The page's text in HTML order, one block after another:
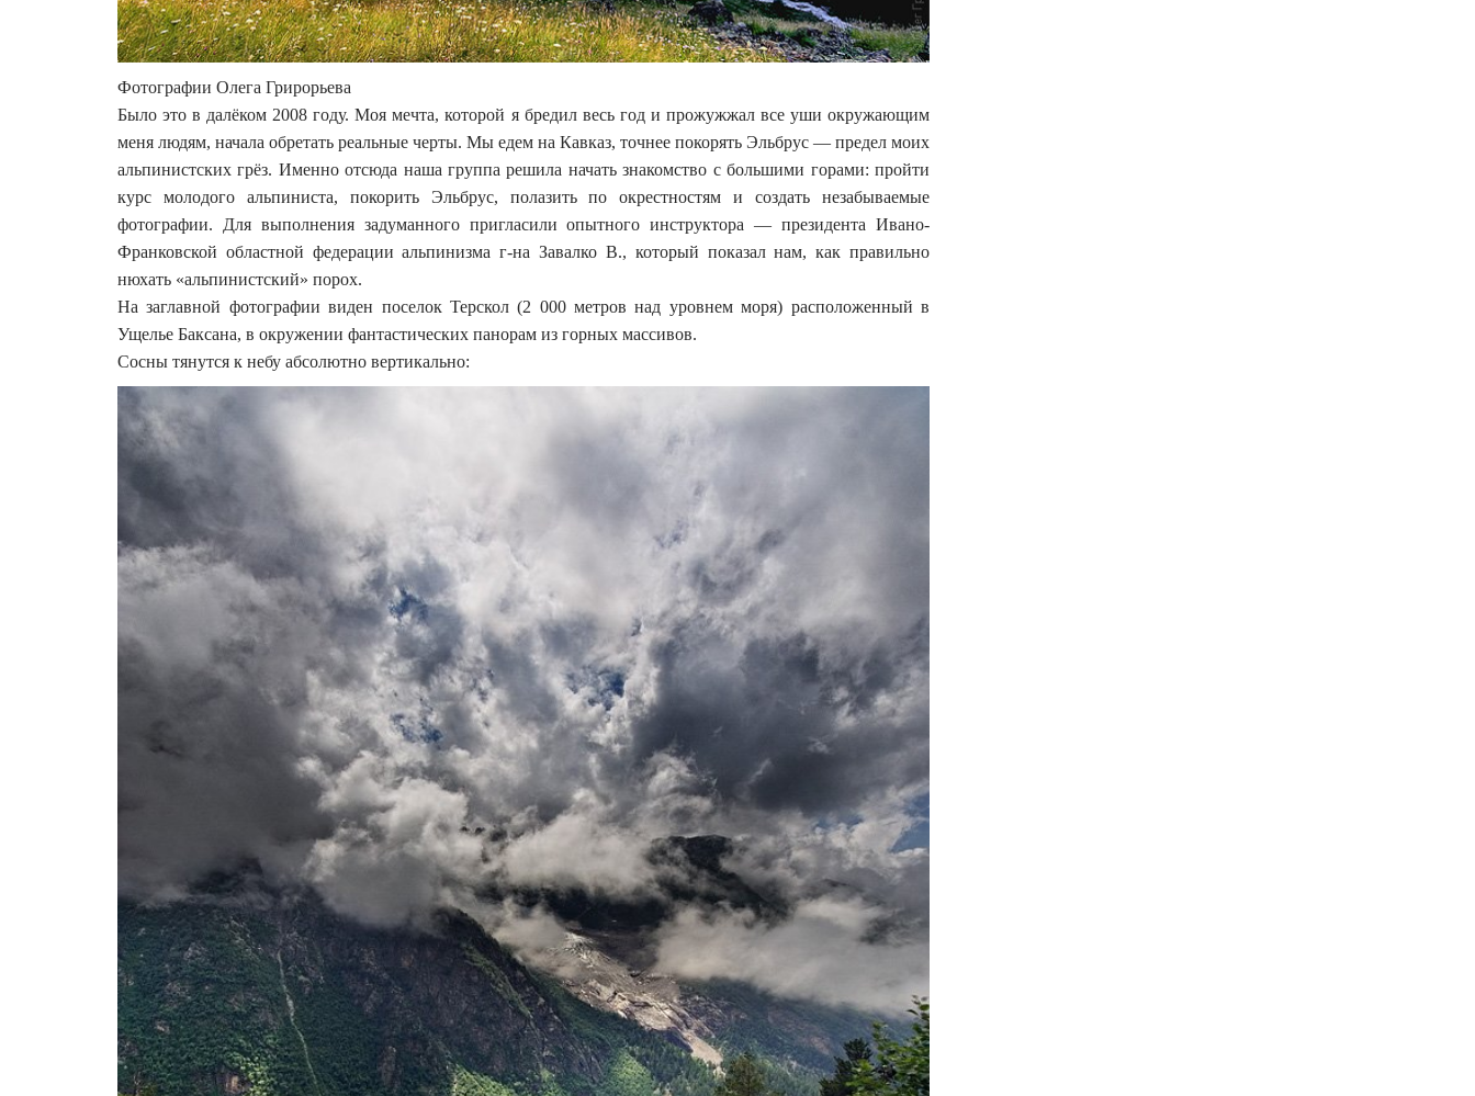
Фотографии Олега Грирорьева
Было это в далёком 2008 году. Моя мечта, которой я бредил весь год и прожужжал все уши окружающим
меня людям, начала обретать реальные черты. Мы едем на Кавказ, точнее покорять Эльбрус — предел моих
альпинистских грёз. Именно отсюда наша группа решила начать знакомство с большими горами: пройти
курс молодого альпиниста, покорить Эльбрус, полазить по окрестностям и создать незабываемые
фотографии. Для выполнения задуманного пригласили опытного инструктора — президента Ивано-
Франковской областной федерации альпинизма г-на Завалко В., который показал нам, как правильно
нюхать «альпинистский» порох.
На заглавной фотографии виден поселок Терскол (2 000 метров над уровнем моря) расположенный в
Ущелье Баксана, в окружении фантастических панорам из горных массивов.
Сосны тянутся к небу абсолютно вертикально: